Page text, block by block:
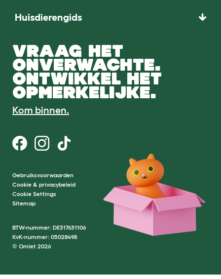
Huisdierengids
VRAAG HET
ONVERWACHTE.
ONTWIKKEL HET
OPMERKELIJKE.
Kom binnen.
Gebruiksvoorwaarden
Cookie & privacybeleid
Cookie Settings
Sitemap
BTW-nummer: DE317631106
KvK-nummer: 05028498
© Omlet 2026